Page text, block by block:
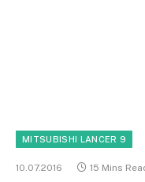
MITSUBISHI LANCER 9
10.07.2016 15 Mins